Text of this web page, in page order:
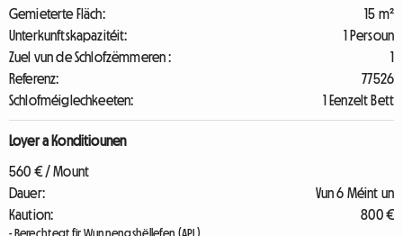
Gemieterte Fläch:
15 m²
Unterkunftskapazitéit:
1 Persoun
Zuel vun de Schlofzëmmeren :
1
Referenz:
77526
Schlofméiglechkeeten:
1 Eenzelt Bett
Loyer a Konditiounen
560 € / Mount
Dauer:
Vun 6 Méint un
Kaution:
800 €
- Berechtegt fir Wunnengshëllefen (APL)